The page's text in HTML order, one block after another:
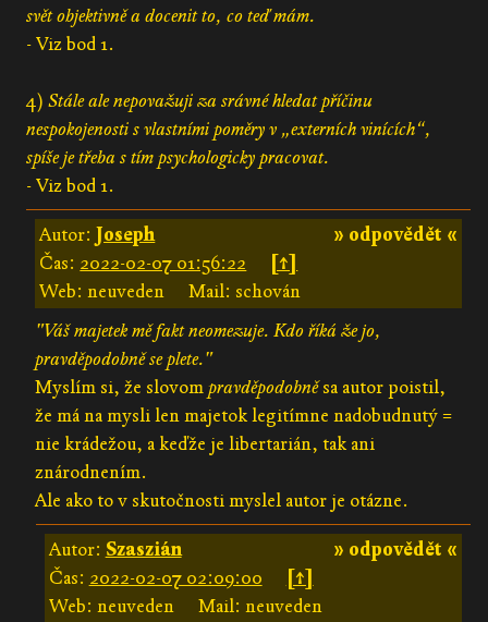
svět objektivně a docenit to, co teď mám.
- Viz bod 1.
4) Stále ale nepovažuji za srávné hledat příčinu
nespokojenosti s vlastními poměry v „externích vinících“,
spíše je třeba s tím psychologicky pracovat.
- Viz bod 1.
» odpovědět «
Autor:Joseph
Čas: 2022-02-07 01:56:22
[↑]
Web: neuveden
Mail: schován
"Váš majetek mě fakt neomezuje. Kdo říká že jo,
pravděpodobně se plete."
Myslím si, že slovompravděpodobněsa autor poistil,
že má na mysli len majetok legitímne nadobudnutý =
nie krádežou, a keďže je libertarián, tak ani
znárodnením.
Ale ako to v skutočnosti myslel autor je otázne.
» odpovědět «
Autor: Szaszián
Čas: 2022-02-07 02:09:00
[↑]
Web: neuveden
Mail: neuveden